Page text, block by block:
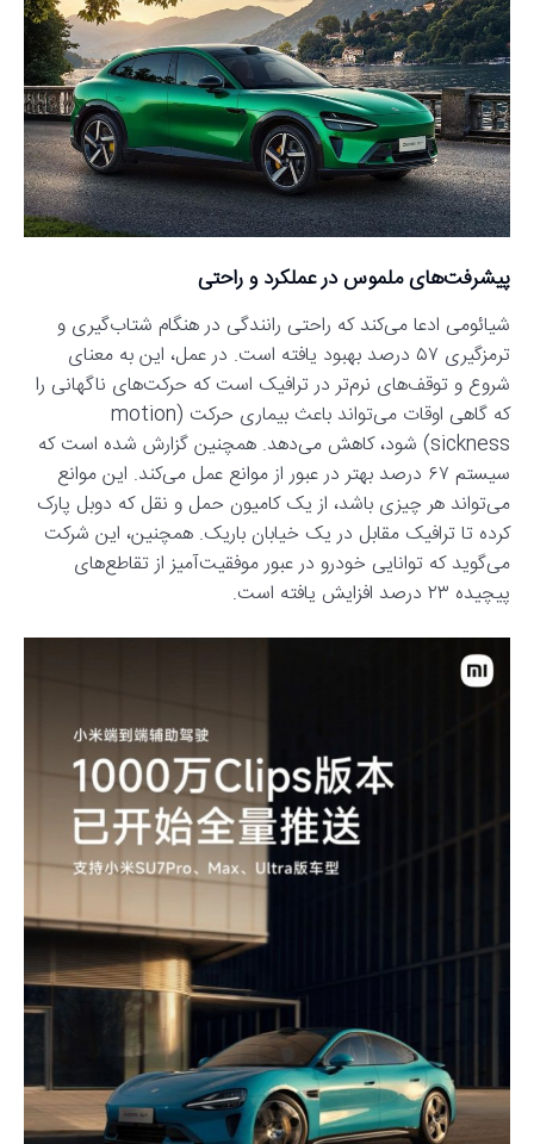
پیشرفت‌های ملموس در عملکرد و راحتی
شیائومی ادعا می‌کند که راحتی رانندگی در هنگام شتاب‌گیری و
ترمزگیری ۵۷ درصد بهبود یافته است. در عمل، این به معنای
شروع و توقف‌های نرم‌تر در ترافیک است که حرکت‌های ناگهانی را
که گاهی اوقات می‌تواند باعث بیماری حرکت (motion
sickness) شود، کاهش می‌دهد. همچنین گزارش شده است که
سیستم ۶۷ درصد بهتر در عبور از موانع عمل می‌کند. این موانع
می‌تواند هر چیزی باشد، از یک کامیون حمل و نقل که دوبل پارک
کرده تا ترافیک مقابل در یک خیابان باریک. همچنین، این شرکت
می‌گوید که توانایی خودرو در عبور موفقیت‌آمیز از تقاطع‌های
پیچیده ۲۳ درصد افزایش یافته است.